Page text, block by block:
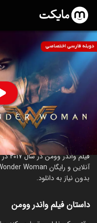
فیلم واندر وومن با دوبله
۹۵۰ ۷.۳
ساخت آمریکا سال 2017
رده
اکشن
ماجراجویی
درباره فیلم واندر وومن
فیلم
بدون نیاز به دانلود.
داستان فیلم واندر وومن